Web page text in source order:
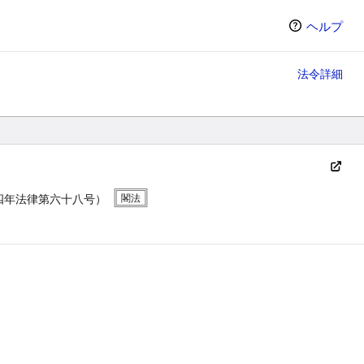
ヘルプ
法令詳細
年法律第六十八号）
（選択すると条文の表示方法が変わります）